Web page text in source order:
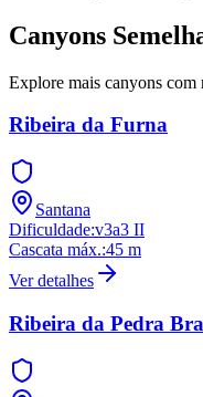
Canyons
Explore mais canyons com
Ribeira da Furna
Santana
Dificuldade:v3a3 II
Cascata máx.:45 m
Ver detalhes
Ribeira da Pedra